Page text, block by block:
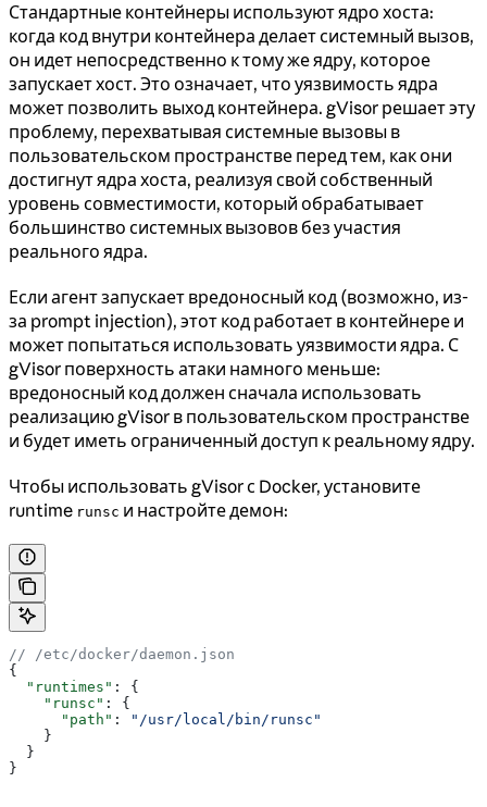
Стандартные контейнеры используют ядро хоста:
когда код внутри контейнера делает системный вызов,
он идет непосредственно к тому же ядру, которое
запускает хост. Это означает, что уязвимость ядра
может позволить выход контейнера. gVisor решает эту
проблему, перехватывая системные вызовы в
пользовательском пространстве перед тем, как они
достигнут ядра хоста, реализуя свой собственный
уровень совместимости, который обрабатывает
большинство системных вызовов без участия
реального ядра.
Если агент запускает вредоносный код (возможно, из-
за prompt injection), этот код работает в контейнере и
может попытаться использовать уязвимости ядра. С
gVisor поверхность атаки намного меньше:
вредоносный код должен сначала использовать
реализацию gVisor в пользовательском пространстве
и будет иметь ограниченный доступ к реальному ядру.
Чтобы использовать gVisor с Docker, установите
runtime runsc и настройте демон:
// /etc/docker/daemon.json
{
  "runtimes"
: {
    "runsc"
: {
      "path"
:
"/usr/local/bin/runsc"
    }
  }
}